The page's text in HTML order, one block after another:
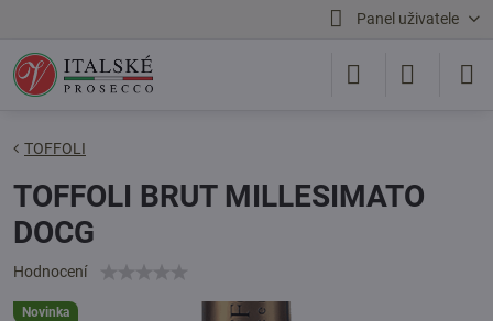
Panel uživatele
Novinka
TOFFOLI
TOFFOLI BRUT MILLESIMATO
DOCG
Hodnocení